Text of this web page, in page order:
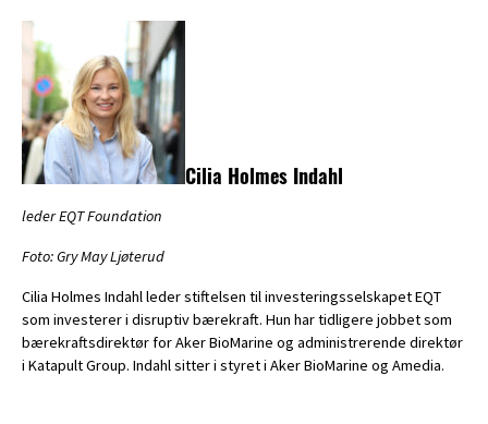
Cilia Holmes Indahl
leder EQT Foundation
Foto: Gry May Ljøterud
Cilia Holmes Indahl leder stiftelsen til investeringsselskapet EQT
som investerer i disruptiv bærekraft. Hun har tidligere jobbet som
bærekraftsdirektør for Aker BioMarine og administrerende direktør
i Katapult Group. Indahl sitter i styret i Aker BioMarine og Amedia.